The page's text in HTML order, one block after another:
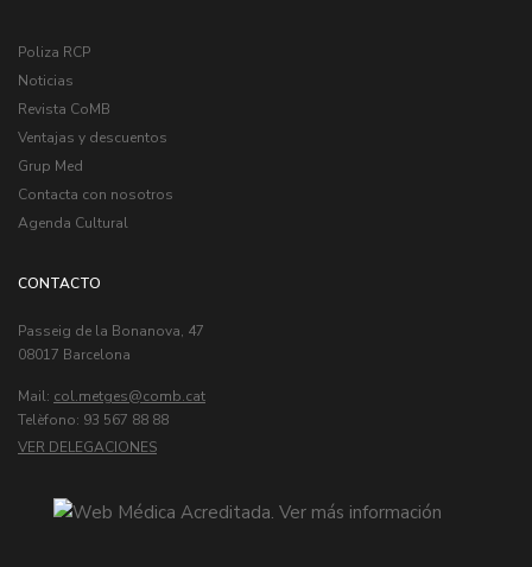
Poliza RCP
Noticias
Revista CoMB
Ventajas y descuentos
Grup Med
Contacta con nosotros
Agenda Cultural
CONTACTO
Passeig de la Bonanova, 47
08017 Barcelona
Mail: col.metges
Telèfono: 93 567 88 88
VER DELEGACIONES